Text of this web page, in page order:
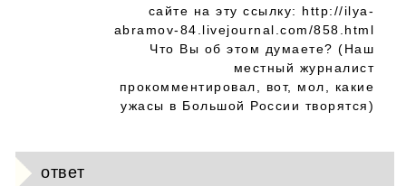
сайте на эту ссылку: http://ilya-
abramov-84.livejournal.com/858.html
Что Вы об этом думаете? (Наш
местный журналист
прокомментировал, вот, мол, какие
ужасы в Большой России творятся)
ответ